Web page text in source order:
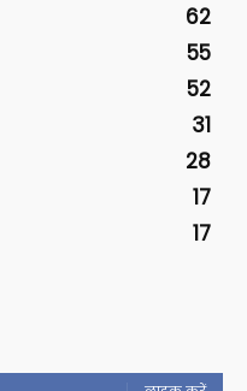
62
55
52
31
28
17
17